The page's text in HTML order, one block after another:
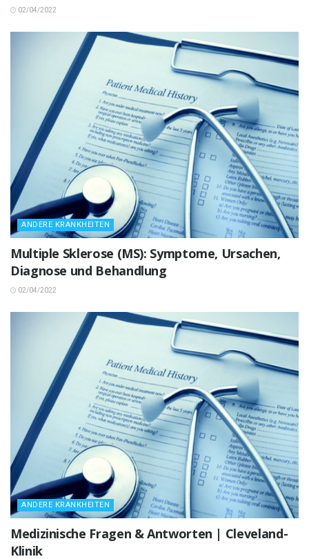
02/04/2022
ANDERE KRANKHEITEN
Multiple Sklerose (MS): Symptome, Ursachen,
Diagnose und Behandlung
02/04/2022
ANDERE KRANKHEITEN
Medizinische Fragen & Antworten | Cleveland-
Klinik